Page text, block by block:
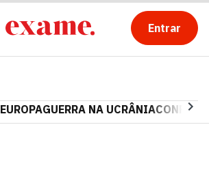
Entrar
EUROPAGUERRA NA UCRÂNIA